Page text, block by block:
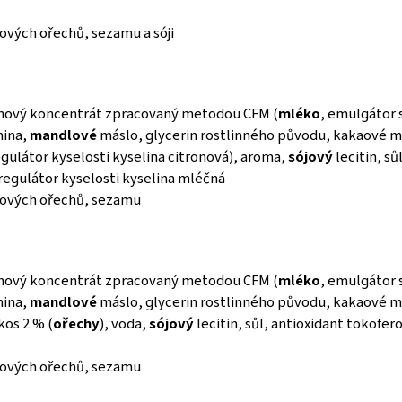
ořechů, sezamu a sóji
koncentrát zpracovaný metodou CFM (mléko, emulgátor
mandlové máslo, glycerin rostlinného původu, kakaové
kyselosti kyselina citronová), aroma, sójový lecitin,
kyselosti kyselina mléčná
ořechů, sezamu
koncentrát zpracovaný metodou CFM (mléko, emulgátor
mandlové máslo, glycerin rostlinného původu, kakaové
2 % (ořechy), voda, sójový lecitin, sůl, antioxidant
ořechů, sezamu